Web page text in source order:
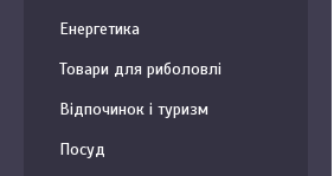
Енергетика
Товари для риболовлі
Відпочинок і туризм
Посуд